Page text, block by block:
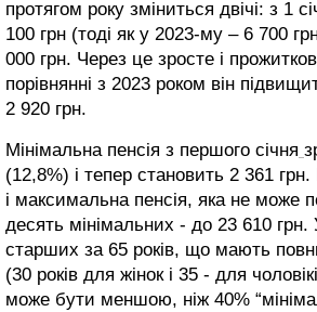
протягом року зміниться двічі: з 1
100 грн (тоді як у 2023-му – 6 700
000 грн. Через це зросте і
порівнянні з 2023 роком він
2 920 грн.
Мінімальна пенсія з першого січня
(12,8%) і тепер становить 2 361 грн.
і максимальна пенсія, яка не може
десять мінімальних - до 23 610 грн.
старших за 65 років, що мають
(30 років для жінок і 35 - для
може бути меншою, ніж 40%